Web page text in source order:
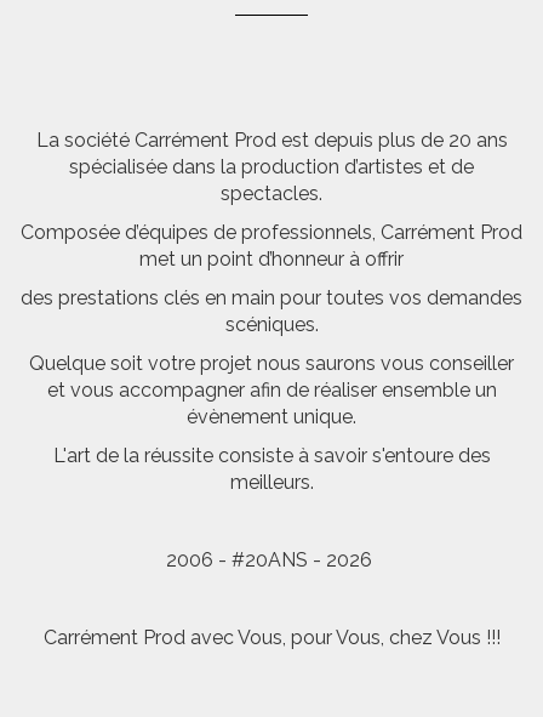
La société Carrément Prod est depuis plus de 20 ans
spécialisée dans la production d’artistes et de
spectacles.
Composée d’équipes de professionnels, Carrément Prod
met un point d’honneur à offrir
des prestations clés en main pour toutes vos demandes
scéniques.
Quelque soit votre projet nous saurons vous conseiller
et vous accompagner afin de réaliser ensemble un
évènement unique.
L'art de la réussite consiste à savoir s'entoure des
meilleurs.
2006 - #20ANS - 2026
Carrément Prod avec Vous, pour Vous, chez Vous !!!